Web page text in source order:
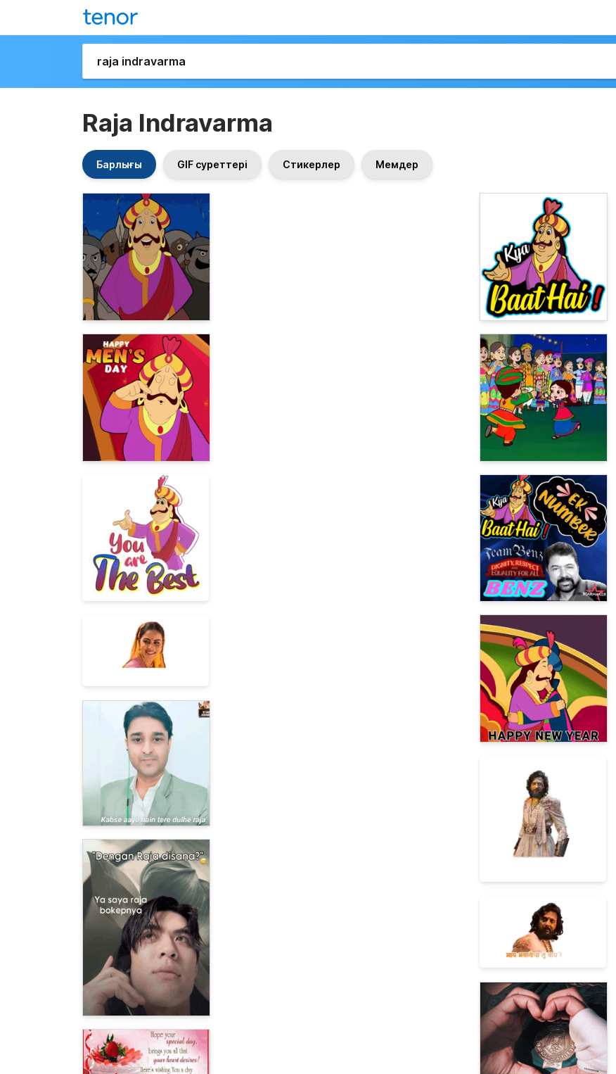
Raja Indravarma
Барлығы GIF суреттері Стикерлер Мемдер